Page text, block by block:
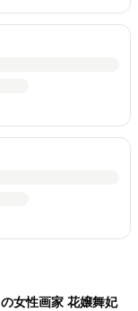
女性画家 花嬢舞妃